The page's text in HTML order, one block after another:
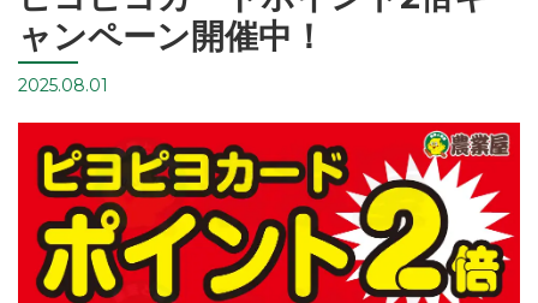
ャンペーン開催中！
2025.08.01